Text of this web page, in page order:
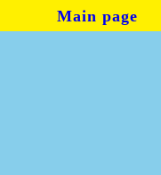
Main page